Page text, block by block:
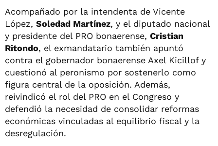
Acompañado por la intendenta de Vicente
López, Soledad Martínez, y el diputado nacional
y presidente del PRO bonaerense, Cristian
Ritondo, el exmandatario también apuntó
contra el gobernador bonaerense Axel Kicillof y
cuestionó al peronismo por sostenerlo como
figura central de la oposición. Además,
reivindicó el rol del PRO en el Congreso y
defendió la necesidad de consolidar reformas
económicas vinculadas al equilibrio fiscal y la
desregulación.